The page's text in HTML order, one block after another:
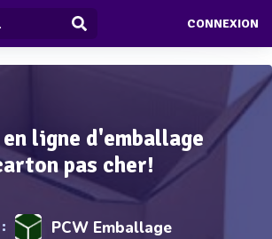
CONNEXION
ligne d'emballage
pas cher!
PCW Emballage